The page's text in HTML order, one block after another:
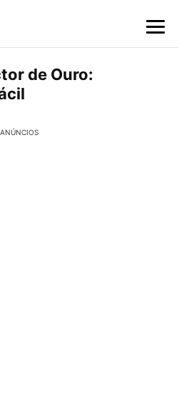
de Ouro:
ANÚNCIOS